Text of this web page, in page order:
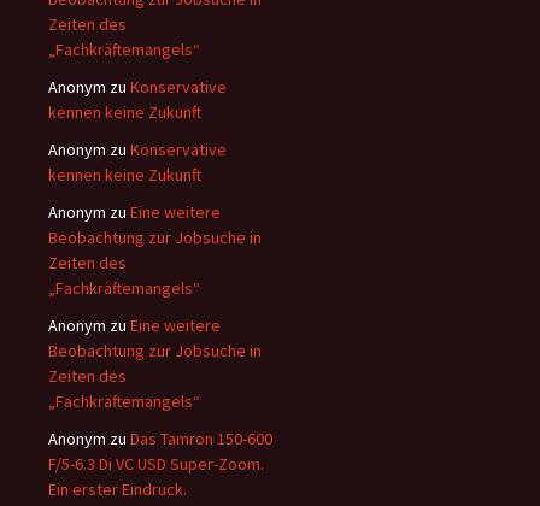
Zeiten des
„Fachkräftemangels“
Anonym zu Konservative
kennen keine Zukunft
Anonym zu Konservative
kennen keine Zukunft
Anonym zu Eine weitere
Beobachtung zur Jobsuche in
Zeiten des
„Fachkräftemangels“
Anonym zu Eine weitere
Beobachtung zur Jobsuche in
Zeiten des
„Fachkräftemangels“
Anonym zu Das Tamron 150-600
F/5-6.3 Di VC USD Super-Zoom.
Ein erster Eindruck.